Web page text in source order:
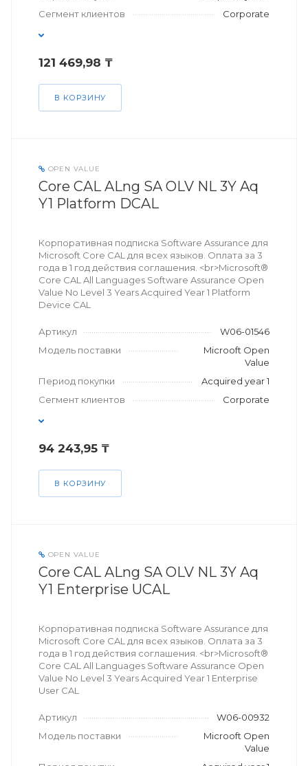
Сегмент клиентов
Corporate
121 469,98 ₸
В КОРЗИНУ
OPEN VALUE
Core CAL ALng SA OLV NL 3Y Aq
Y1 Platform DCAL
Корпоративная подписка Software Assurance для
Microsoft Core CAL для всех языков. Оплата за 3
года в 1 год действия соглашения. <br>Microsoft®
Core CAL All Languages Software Assurance Open
Value No Level 3 Years Acquired Year 1 Platform
Device CAL
Артикул
W06-01546
Модель поставки
Microoft Open
Value
Период покупки
Acquired year 1
Сегмент клиентов
Corporate
94 243,95 ₸
В КОРЗИНУ
OPEN VALUE
Core CAL ALng SA OLV NL 3Y Aq
Y1 Enterprise UCAL
Корпоративная подписка Software Assurance для
Microsoft Core CAL для всех языков. Оплата за 3
года в 1 год действия соглашения. <br>Microsoft®
Core CAL All Languages Software Assurance Open
Value No Level 3 Years Acquired Year 1 Enterprise
User CAL
Артикул
W06-00932
Модель поставки
Microoft Open
Value